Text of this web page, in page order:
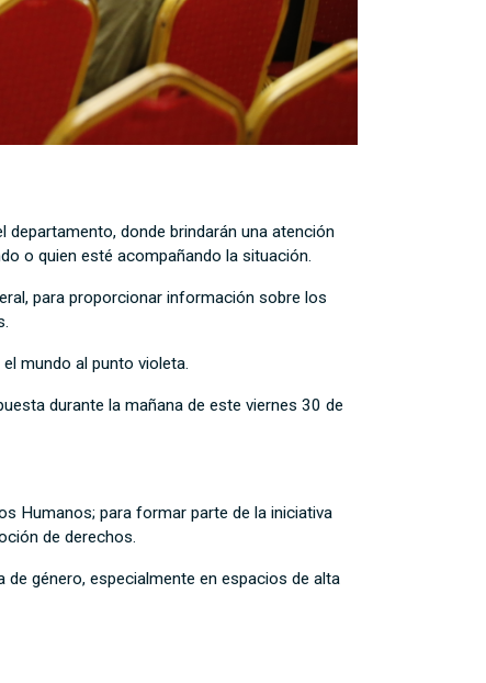
donde brindarán una atención
o quien esté acompañando la situación.
para proporcionar información sobre los
mundo al punto violeta.
durante la mañana de este viernes 30 de
Humanos; para formar parte de la iniciativa
de derechos.
género, especialmente en espacios de alta